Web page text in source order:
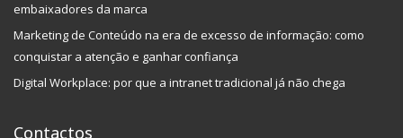
embaixadores da marca
Marketing de Conteúdo na era de excesso de informação: como
conquistar a atenção e ganhar confiança
Digital Workplace: por que a intranet tradicional já não chega
Contactos